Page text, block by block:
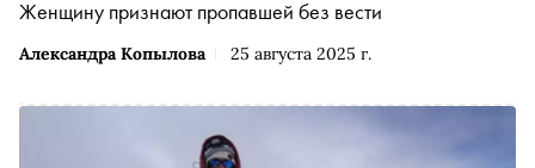
Александра Копылова 25 августа 2025 г.
Женщину признают пропавшей без вести